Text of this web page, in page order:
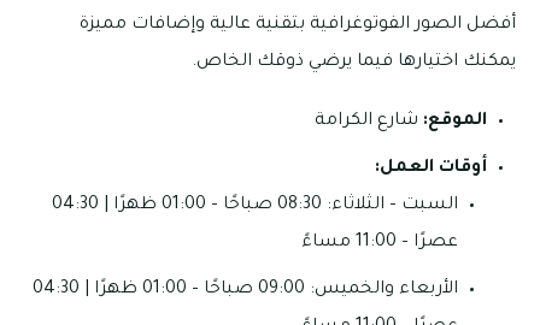
أفضل الصور الفوتوغرافية بتقنية عالية وإضافات مميزة
يمكنك اختيارها فيما يرضي ذوقك الخاص.
الموقع: شارع الكرامة
أوقات العمل:
السبت – الثلاثاء: 08:30 صباحًا – 01:00 ظهرًا | 04:30
عصرًا – 11:00 مساءً
الأربعاء والخميس: 09:00 صباحًا – 01:00 ظهرًا | 04:30